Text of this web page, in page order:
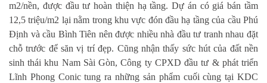
m2/nền, được đầu tư hoàn thiện hạ tầng. Dự án có giá bán tầm
12,5 triệu/m2 lại nằm trong khu vực đón đầu hạ tầng của cầu Phú
Định và cầu Bình Tiên nên được nhiều nhà đầu tư tranh nhau đặt
chỗ trước để săn vị trí đẹp. Cũng nhận thấy sức hút của đất nền
sinh thái khu Nam Sài Gòn, Công ty CPXD đầu tư & phát triển
Lĩnh Phong Conic tung ra những sản phẩm cuối cùng tại KDC